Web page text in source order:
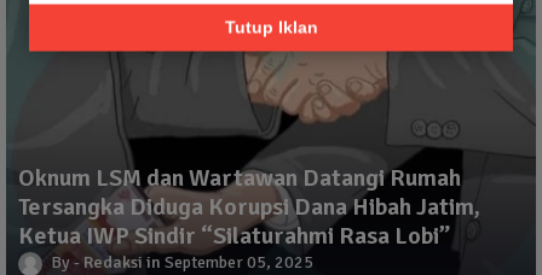
Tutup Iklan
Oknum LSM dan Wartawan Datangi Rumah
Tersangka Diduga Korupsi Dana Hibah Jatim,
Ketua IWP Sindir “Silaturahmi Rasa Lobi”
Redaksi September 05, 2025